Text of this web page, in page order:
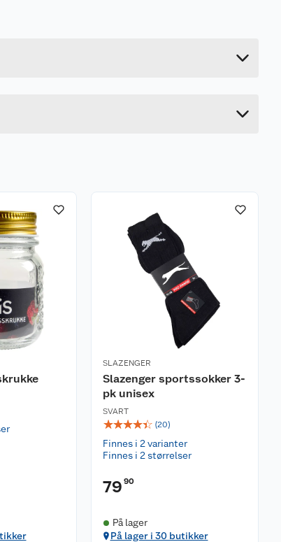
SLAZENGER
Slazenger sportssokker 3-
pk unisex
SVART
☆☆☆☆☆ (20)
Finnes i 2 varianter
Finnes i 2 størrelser
79 90
På lager
På lager i 30 butikker